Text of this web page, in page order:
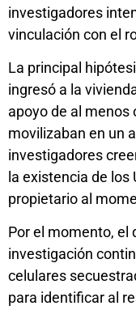
investigadores
vinculación con el
La principal
ingresó a la
apoyo de al menos
movilizaban en un
investigadores
la existencia de los
propietario al
Por el momento, el
investigación
celulares
para identificar al